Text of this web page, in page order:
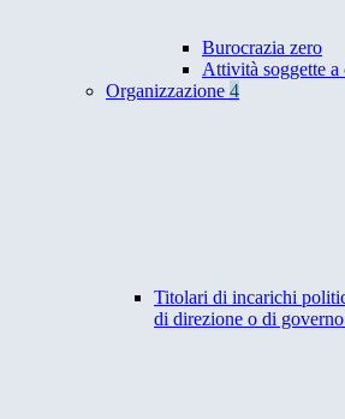
Burocrazia zero
Attività soggette
Organizzazione 4
Titolari di incarichi
di direzione o di governo